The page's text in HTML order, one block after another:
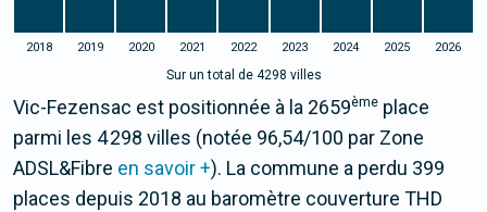
2018 2019 2020 2021 2022 2023 2024 2025 2026
Sur un total de 4298 villes
Vic-Fezensac est positionnée à la 2659ème place
parmi les 4 298 villes (notée 96,54/100 par Zone
ADSL&Fibre en savoir +). La commune a perdu 399
places depuis 2018 au baromètre couverture THD